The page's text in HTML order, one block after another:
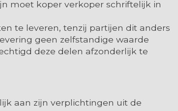
moet koper verkoper schriftelijk in
te leveren, tenzij partijen dit anders
geen zelfstandige waarde
deze delen afzonderlijk te
aan zijn verplichtingen uit de